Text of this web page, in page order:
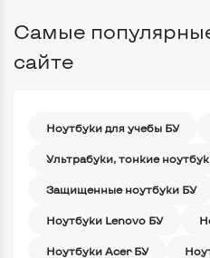
Самые
сайте
Ноутбуки для учебы БУ
Ультрабуки, тонкие
Защищенные ноутбуки БУ
Ноутбуки Lenovo БУ
Ноутбуки Acer БУ